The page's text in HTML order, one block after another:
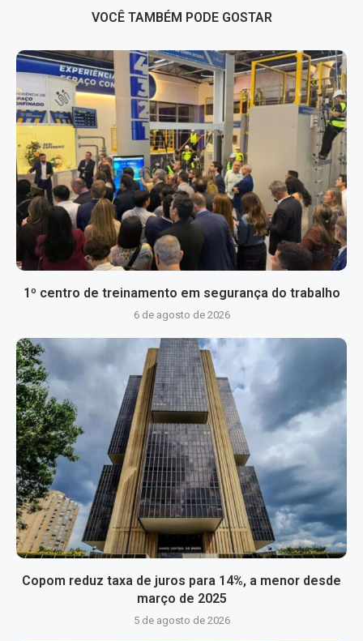
VOCÊ TAMBÉM PODE GOSTAR
1º centro de treinamento em segurança do trabalho
6 de agosto de 2026
Copom reduz taxa de juros para 14%, a menor desde
março de 2025
5 de agosto de 2026